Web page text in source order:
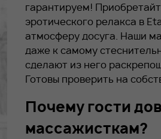
гарантируем!
эротического релакса в
атмосферу досуга. Наши
даже к самому
сделают из него
Готовы проверить на
Почему гости
массажисткам?